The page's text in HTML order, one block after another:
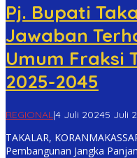
Pj. Bupati
Jawaban
Umum Fraksi
2025-2045
REGIONAL|4 Juli 20245 Juli
TAKALAR,
Pembangunan Jangka